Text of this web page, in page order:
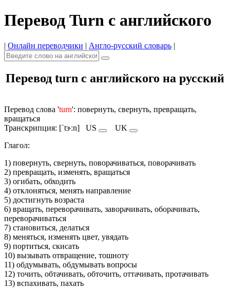
Перевод Turn с английского
| Онлайн переводчики | Англо-русский словарь |
Перевод turn с английского на русский
Перевод слова 'turn': повернуть, свернуть, превращать,
вращаться
Транскрипция: [ˈtɝːn] US
UK
Глагол:
1) повернуть, свернуть, поворачиваться, поворачивать
2) превращать, изменять, вращаться
3) огибать, обходить
4) отклоняться, менять направление
5) достигнуть возраста
6) вращать, переворачивать, заворачивать, оборачивать,
переворачиваться
7) становиться, делаться
8) меняться, изменять цвет, увядать
9) портиться, скисать
10) вызывать отвращение, тошноту
11) обдумывать, обдумывать вопросы
12) точить, обтачивать, обточить, оттачивать, протачивать
13) вспахивать, пахать